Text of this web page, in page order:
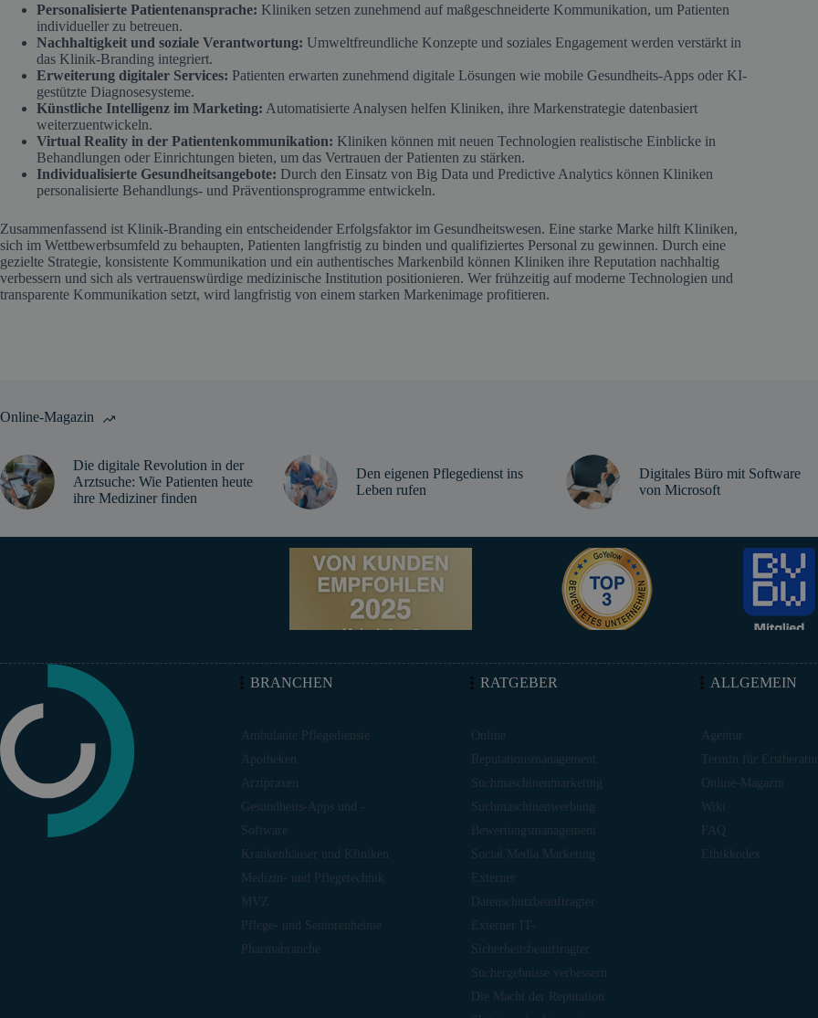
Personalisierte Patientenansprache: Kliniken setzen zunehmend auf maßgeschneiderte Kommunikation, um Patienten
individueller zu betreuen.
Nachhaltigkeit und soziale Verantwortung: Umweltfreundliche Konzepte und soziales Engagement werden verstärkt in
das Klinik-Branding integriert.
Erweiterung digitaler Services: Patienten erwarten zunehmend digitale Lösungen wie mobile Gesundheits-Apps oder KI-
gestützte Diagnosesysteme.
Künstliche Intelligenz im Marketing: Automatisierte Analysen helfen Kliniken, ihre Markenstrategie datenbasiert
weiterzuentwickeln.
Virtual Reality in der Patientenkommunikation: Kliniken können mit neuen Technologien realistische Einblicke in
Behandlungen oder Einrichtungen bieten, um das Vertrauen der Patienten zu stärken.
Individualisierte Gesundheitsangebote: Durch den Einsatz von Big Data und Predictive Analytics können Kliniken
personalisierte Behandlungs- und Präventionsprogramme entwickeln.
Zusammenfassend ist Klinik-Branding ein entscheidender Erfolgsfaktor im Gesundheitswesen. Eine starke Marke hilft Kliniken,
sich im Wettbewerbsumfeld zu behaupten, Patienten langfristig zu binden und qualifiziertes Personal zu gewinnen. Durch eine
gezielte Strategie, konsistente Kommunikation und ein authentisches Markenbild können Kliniken ihre Reputation nachhaltig
verbessern und sich als vertrauenswürdige medizinische Institution positionieren. Wer frühzeitig auf moderne Technologien und
transparente Kommunikation setzt, wird langfristig von einem starken Markenimage profitieren.
Online-Magazin
Die digitale Revolution in der
Arztsuche: Wie Patienten heute
ihre Mediziner finden
Den eigenen Pflegedienst ins
Leben rufen
Digitales Büro mit Software
von Microsoft
BRANCHEN
Ambulante Pflegedienste
Apotheken
Arztpraxen
Gesundheits-Apps und -
Software
Krankenhäuser und Kliniken
Medizin- und Pflegetechnik
MVZ
Pflege- und Seniorenheime
Pharmabranche
RATGEBER
Online
Reputationsmanagement
Suchmaschinenmarketing
Suchmaschinenwerbung
Bewertungsmanagement
Social Media Marketing
Externer
Datenschutzbeauftragter
Externer IT-
Sicherheitsbeauftragter
Suchergebnisse verbessern
Die Macht der Reputation
ALLGEMEIN
Agentur
Termin für
Online-Magazin
Wiki
FAQ
Ethikkodex